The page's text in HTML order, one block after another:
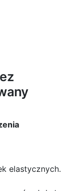
elastycznych.